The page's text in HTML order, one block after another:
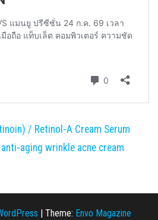
/ Retinol-A Cream Serum
aging wrinkle acne cream
| Theme: Envo Magazine